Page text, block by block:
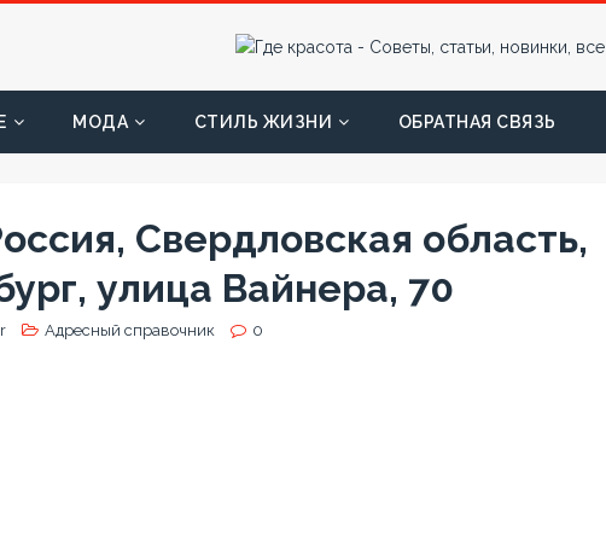
МОДА СТИЛЬ ЖИЗНИ ОБРАТНАЯ СВЯЗЬ
Свердловская область,
улица Вайнера, 70
Адресный справочник 0